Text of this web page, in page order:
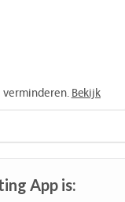
verminderen. Bekijk
App is: